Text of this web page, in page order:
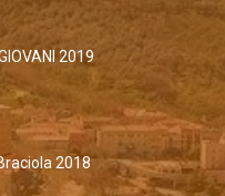
2019
2018